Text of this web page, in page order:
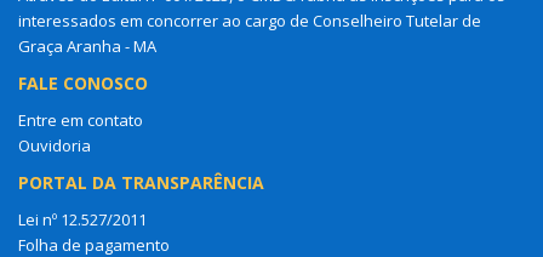
interessados em concorrer ao cargo de Conselheiro Tutelar de
Graça Aranha - MA
FALE CONOSCO
Entre em contato
Ouvidoria
PORTAL DA TRANSPARÊNCIA
Lei nº 12.527/2011
Folha de pagamento